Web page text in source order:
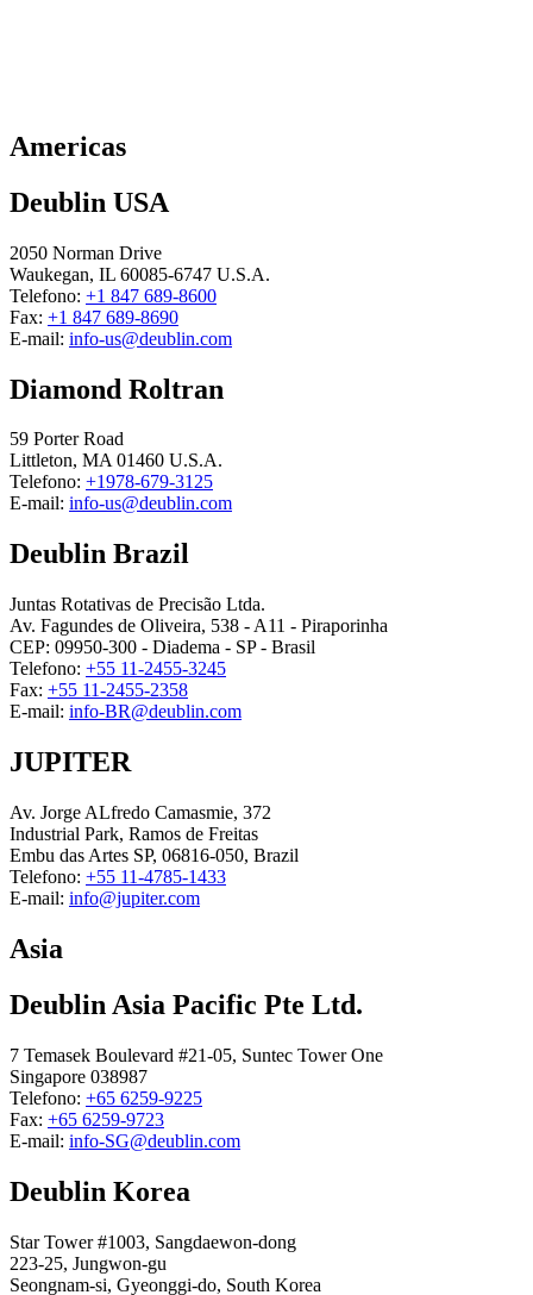
Americas
Deublin USA
2050 Norman Drive
Waukegan, IL 60085-6747 U.S.A.
Telefono: +1 847 689-8600
Fax: +1 847 689-8690
E-mail: info-us@deublin.com
Diamond Roltran
59 Porter Road
Littleton, MA 01460 U.S.A.
Telefono: +1978-679-3125
E-mail: info-us@deublin.com
Deublin Brazil
Juntas Rotativas de Precisão Ltda.
Av. Fagundes de Oliveira, 538 - A11 - Piraporinha
CEP: 09950-300 - Diadema - SP - Brasil
Telefono: +55 11-2455-3245
Fax: +55 11-2455-2358
E-mail: info-BR@deublin.com
JUPITER
Av. Jorge ALfredo Camasmie, 372
Industrial Park, Ramos de Freitas
Embu das Artes SP, 06816-050, Brazil
Telefono: +55 11-4785-1433
E-mail: info@jupiter.com
Asia
Deublin Asia Pacific Pte Ltd.
7 Temasek Boulevard #21-05, Suntec Tower One
Singapore 038987
Telefono: +65 6259-9225
Fax: +65 6259-9723
E-mail: info-SG@deublin.com
Deublin Korea
Star Tower #1003, Sangdaewon-dong
223-25, Jungwon-gu
Seongnam-si, Gyeonggi-do, South Korea